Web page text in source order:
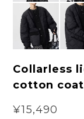
Collarless
cotton
¥15,490